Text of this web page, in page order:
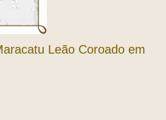
Leão Coroado em